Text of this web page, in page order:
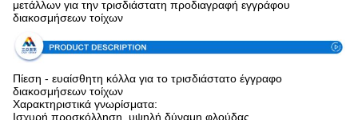
μετάλλων για την τρισδιάστατη προδιαγραφή εγγράφου
διακοσμήσεων τοίχων
Πίεση - ευαίσθητη κόλλα για το τρισδιάστατο έγγραφο
διακοσμήσεων τοίχων
Χαρακτηριστικά γνωρίσματα:
Ισχυρή προσκόλληση, υψηλή δύναμη φλούδας